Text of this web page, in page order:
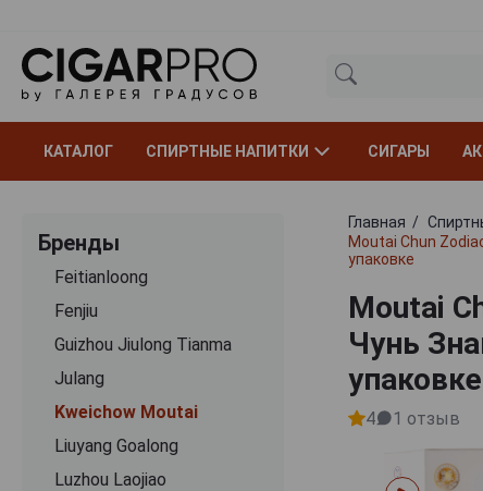
КАТАЛОГ СПИРТНЫЕ НАПИТКИ СИГАРЫ
Бренды
Feitianloong
Fenjiu
Guizhou Jiulong Tianma
Julang
Kweichow Moutai
Liuyang Goalong
Luzhou Laojiao
Главная
Moutai Chun
упаковке
Moutai
Чунь
упаковке
4 1 отзыв